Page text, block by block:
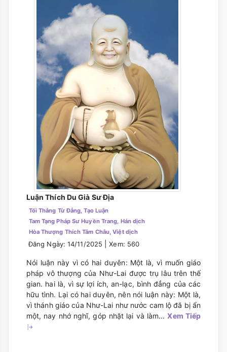
Luận Thích Du Già Sư Địa
Tối Thắng Từ Đẳng, Tạo Luận
Tam Tạng Pháp Sư Huyền Trang, Hán dịch
Hòa Thượng Thích Tâm Châu, Việt dịch
Đăng Ngày: 14/11/2025 |Xem: 560
Nói luận này vì có hai duyên: Một là, vì muốn giáo
pháp vô thượng của Như-Lai được trụ lâu trên thế
gian. hai là, vì sự lợi ích, an-lạc, bình đẳng của các
hữu tình. Lại có hai duyên, nên nói luận này: Một là,
vì thánh giáo của Như-Lai như nước cam lộ đã bị ẩn
một, nay nhớ nghĩ, góp nhặt lại và làm... Xem Tiếp